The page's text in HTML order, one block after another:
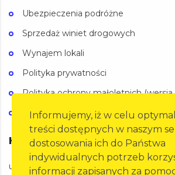
Ubezpieczenia podróżne
Sprzedaż winiet drogowych
Wynajem lokali
Polityka prywatności
Polityka ochrony małoletnich (wersja
Polityka ochrony małoletnich (wersja
Kontakt
ul. Oleska 125a,
Informujemy, iż w celu
treści dostępnych w naszym
dostosowania ich do Państwa
indywidualnych potrzeb
informacji zapisanych za